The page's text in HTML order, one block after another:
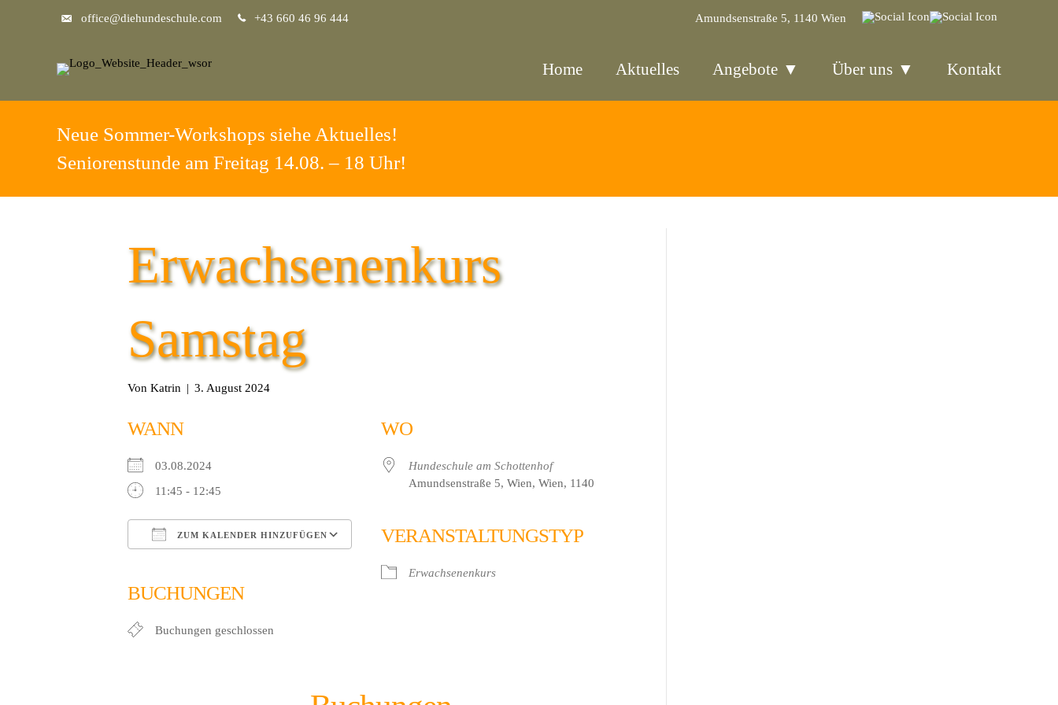
office@diehundeschule.com +43 660 46 96 444 Amundsenstraße 5, 1140 Wien
Home Aktuelles Angebote Über uns Kontakt
Neue Sommer-Workshops siehe Aktuelles!
Seniorenstunde am Freitag 14.08. – 18 Uhr!
Erwachsenenkurs
Samstag
Von Katrin | 3. August 2024
WANN
03.08.2024
11:45 - 12:45
ZUM KALENDER HINZUFÜGEN
BUCHUNGEN
Buchungen geschlossen
WO
Hundeschule am Schottenhof
Amundsenstraße 5, Wien, Wien, 1140
VERANSTALTUNGSTYP
Erwachsenenkurs